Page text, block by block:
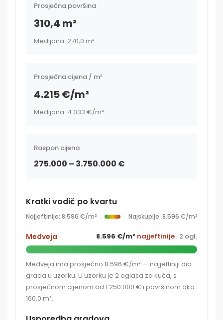
Prosječna površina
310,4 m²
Medijana: 270,0 m²
Prosječna cijena / m²
4.215 €/m²
Medijana: 4.033 €/m²
Raspon cijena
275.000 – 3.750.000 €
Kratki vodič po kvartu
Najjeftinije: 8.596 €/m² Najskuplje: 8.596 €/m²
Medveja 8.596 €/m² najjeftinije · 2 ogl.
Medveja ima prosječno 8.596 €/m² — najjeftiniji dio
grada u uzorku. U uzorku je 2 oglasa za kuća, s
prosječnom cijenom od 1.250.000 € i površinom oko
160,0 m².